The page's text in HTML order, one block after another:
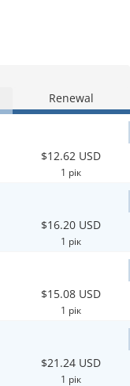
Renewal
$12.62 USD
1 рік
$16.20 USD
1 рік
$15.08 USD
1 рік
$21.24 USD
1 рік